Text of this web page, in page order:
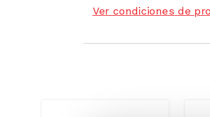
Ver condiciones de